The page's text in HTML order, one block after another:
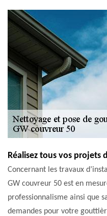
Réalisez tous vos projets
Concernant les travaux
GW couvreur 50 est en
professionnalisme ainsi que
demandes pour votre